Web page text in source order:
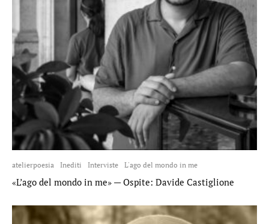
atelierpoesia Inediti Interviste L'ago del mondo in me
«L’ago del mondo in me» — Ospite: Davide Castiglione